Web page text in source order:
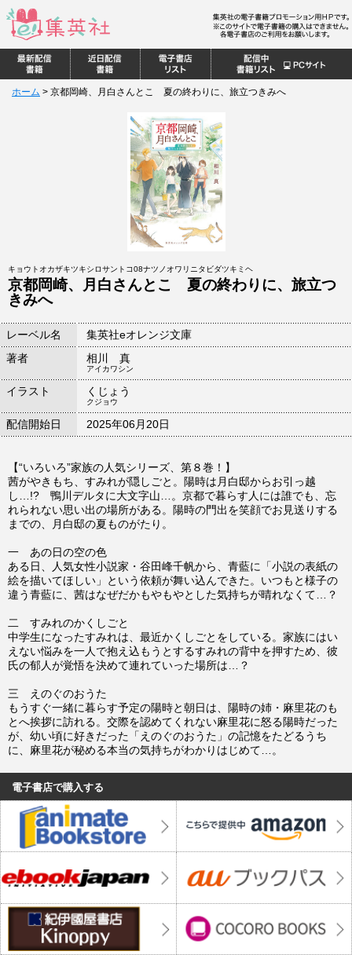
ホーム > 京都岡崎、月白さんとこ 夏の終わりに、旅立つきみへ
キョウトオカザキツキシロサントコ08ナツノオワリニタビダツキミヘ
京都岡崎、月白さんとこ 夏の終わりに、旅立つ
きみへ
レーベル名
集英社eオレンジ文庫
著者
相川 真
アイカワシン
イラスト くじょう
クジョウ
配信開始日 2025年06月20日
【“いろいろ”家族の人気シリーズ、第８巻！】
茜がやきもち、すみれが隠しごと。陽時は月白邸からお引っ越
し…!? 鴨川デルタに大文字山…。京都で暮らす人には誰でも、忘
れられない思い出の場所がある。陽時の門出を笑顔でお見送りする
までの、月白邸の夏ものがたり。
一 あの日の空の色
ある日、人気女性小説家・谷田峰千帆から、青藍に「小説の表紙の
絵を描いてほしい」という依頼が舞い込んできた。いつもと様子の
違う青藍に、茜はなぜだかもやもやとした気持ちが晴れなくて…？
二 すみれのかくしごと
中学生になったすみれは、最近かくしごとをしている。家族にはい
えない悩みを一人で抱え込もうとするすみれの背中を押すため、彼
氏の郁人が覚悟を決めて連れていった場所は…？
三 えのぐのおうた
もうすぐ一緒に暮らす予定の陽時と朝日は、陽時の姉・麻里花のも
とへ挨拶に訪れる。交際を認めてくれない麻里花に怒る陽時だった
が、幼い頃に好きだった「えのぐのおうた」の記憶をたどるうち
に、麻里花が秘める本当の気持ちがわかりはじめて…。
電子書店で購入する